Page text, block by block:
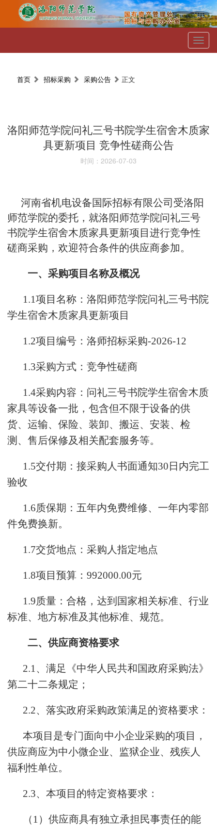
首页 招标采购 采购公告 正文
洛阳师范学院问礼三号书院学生宿舍木质家
具更新项目 竞争性磋商公告
时间：2026-07-03
河南省机电设备国际招标有限公司受洛阳
师范学院的委托，就洛阳师范学院问礼三号
书院学生宿舍木质家具更新项目进行竞争性
磋商采购，欢迎符合条件的供应商参加。
一、采购项目名称及概况
1.1项目名称：洛阳师范学院问礼三号书院
学生宿舍木质家具更新项目
1.2项目编号：洛师招标采购-2026-12
1.3采购方式：竞争性磋商
1.4采购内容：问礼三号书院学生宿舍木质
家具等设备一批，包含但不限于设备的供
货、运输、保险、装卸、搬运、安装、检
测、售后保修及相关配套服务等。
1.5交付期：接采购人书面通知30日内完工
验收
1.6质保期：五年内免费维修、一年内零部
件免费换新。
1.7交货地点：采购人指定地点
1.8项目预算：992000.00元
1.9质量：合格，达到国家相关标准、行业
标准、地方标准及其他标准、规范。
二、供应商资格要求
2.1、满足《中华人民共和国政府采购法》
第二十二条规定；
2.2、落实政府采购政策满足的资格要求：
本项目是专门面向中小企业采购的项目，
供应商应为中小微企业、监狱企业、残疾人
福利性单位。
2.3、本项目的特定资格要求：
（1）供应商具有独立承担民事责任的能